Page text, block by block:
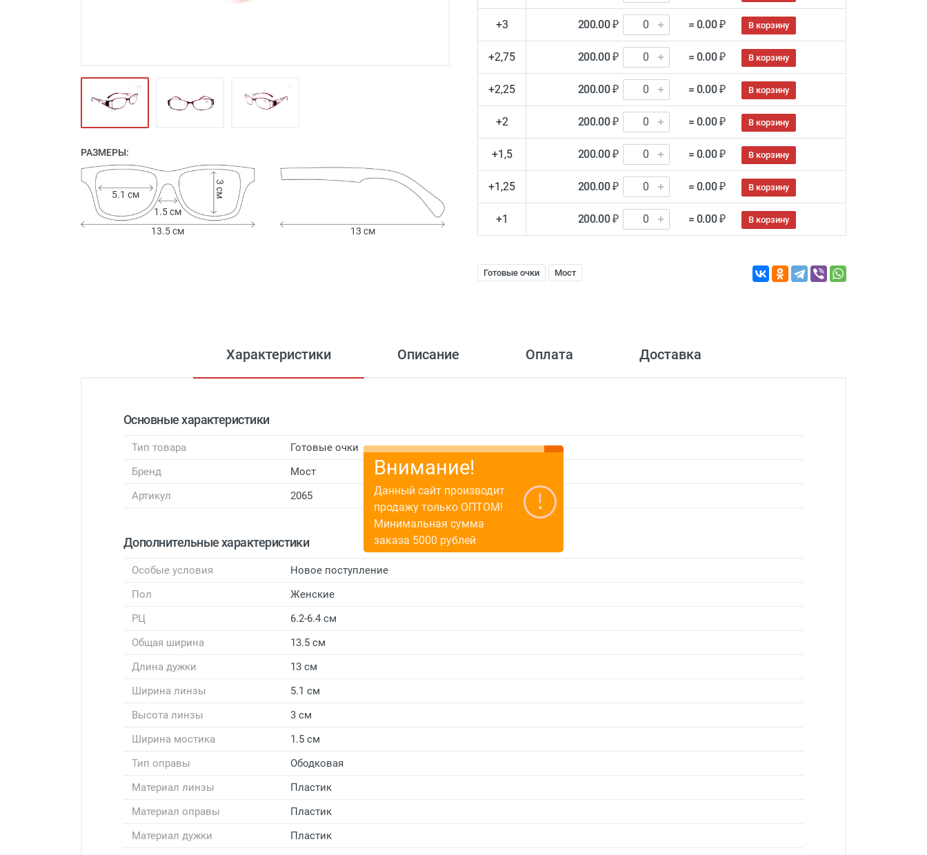
РАЗМЕРЫ:
1.5 см
5.1 см 3 см
13.5 см 13 см
+3 200.00 ₽ = 0.00 ₽ В корзину
+2,75 200.00 ₽ = 0.00 ₽ В корзину
+2,25 200.00 ₽ = 0.00 ₽ В корзину
+2 200.00 ₽ = 0.00 ₽ В корзину
+1,5 200.00 ₽ = 0.00 ₽ В корзину
+1,25 200.00 ₽ = 0.00 ₽ В корзину
+1 200.00 ₽ = 0.00 ₽ В корзину
Готовые очки Мост
Характеристики Описание Оплата Доставка
Основные характеристики
Тип товара
Готовые очки
Бренд
Мост
Артикул
2065
Дополнительные характеристики
Особые условия
Новое поступление
Пол
Женские
РЦ
6.2-6.4 см
Общая ширина
13.5 см
Длина дужки
13 см
Ширина линзы
5.1 см
Высота линзы
3 см
Ширина мостика
1.5 см
Тип оправы
Ободковая
Материал линзы
Пластик
Материал оправы
Пластик
Материал дужки
Пластик
Внимание!
Данный сайт производит
продажу только ОПТОМ!
Минимальная сумма
заказа 5000 рублей